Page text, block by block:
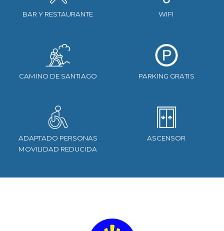
BAR Y RESTAURANTE WIFI
CAMINO DE SANTIAGO PARKING GRATIS
ADAPTADO PERSONAS
MOVILIDAD REDUCIDA
ASCENSOR